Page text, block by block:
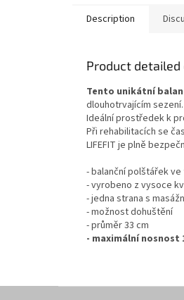
Description
Product
Tento unikátní
dlouhotrvajícím
Ideální prostředek k
Při rehabilitacích se
LIFEFIT je plně
- balanční polštářek ve
- vyrobeno z vysoce
- jedna strana s
- možnost dohuštění
- průměr 33 cm
- maximální nosnost